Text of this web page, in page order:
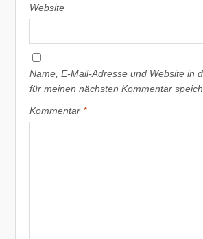
Website
Name, E-Mail-Adresse und Website in
für meinen nächsten Kommentar
Kommentar *